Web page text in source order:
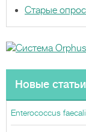
Старые
Новые
Enterococcus